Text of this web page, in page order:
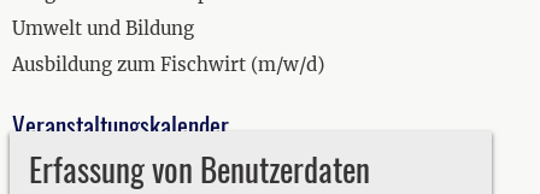
Erfassung von Benutzerdaten
Umwelt und Bildung
Ausbildung zum Fischwirt (m/w/d)
Veranstaltungskalender
2019